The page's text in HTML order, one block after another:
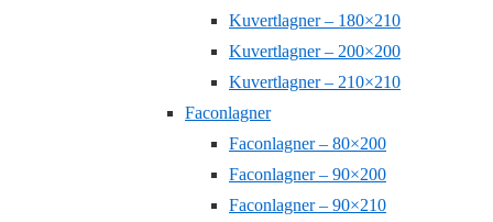
Kuvertlagner – 180×210
Kuvertlagner – 200×200
Kuvertlagner – 210×210
Faconlagner
Faconlagner – 80×200
Faconlagner – 90×200
Faconlagner – 90×210